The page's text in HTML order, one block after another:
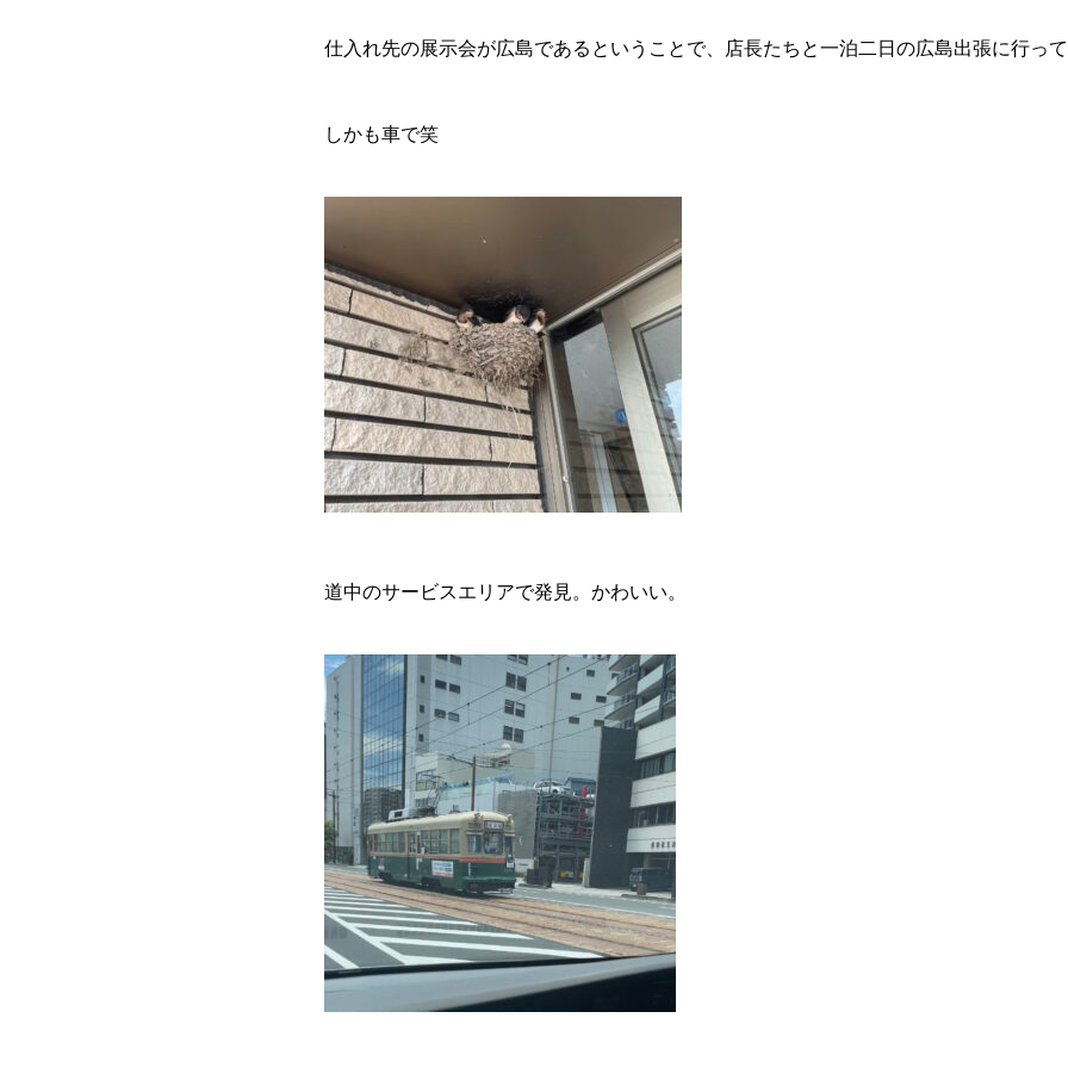
仕入れ先の展示会が広島であるということで、店長たちと一泊二日の広島出張に行っ
しかも車で笑
道中のサービスエリアで発見。かわいい。